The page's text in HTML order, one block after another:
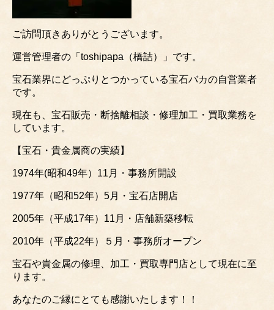
ご訪問頂きありがとうございます。
運営管理者の「toshipapa（橋詰）」です。
宝石業界にどっぷりとつかっている宝石バカの自営業者
です。
現在も、宝石販売・断捨離相談・修理加工・買取業務を
しています。
【宝石・貴金属商の実績】
1974年(昭和49年）11月・事務所開設
1977年（昭和52年）5月・宝石店開店
2005年（平成17年）11月・店舗新築移転
2010年（平成22年）５月・事務所オープン
宝石や貴金属の修理、加工・買取専門店として現在に至
ります。
あなたのご縁にとても感謝いたします！！